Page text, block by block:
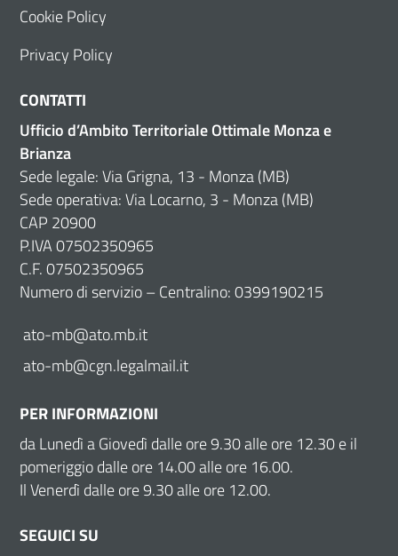
Cookie Policy
Privacy Policy
CONTATTI
Ufficio d’Ambito Territoriale Ottimale Monza e
Brianza
Sede legale: Via Grigna, 13 - Monza (MB)
Sede operativa: Via Locarno, 3 - Monza (MB)
CAP 20900
P.IVA 07502350965
C.F. 07502350965
Numero di servizio – Centralino: 0399190215
ato-mb@ato.mb.it
ato-mb@cgn.legalmail.it
PER INFORMAZIONI
da Lunedì a Giovedì dalle ore 9.30 alle ore 12.30 e il
pomeriggio dalle ore 14.00 alle ore 16.00.
Il Venerdì dalle ore 9.30 alle ore 12.00.
SEGUICI SU